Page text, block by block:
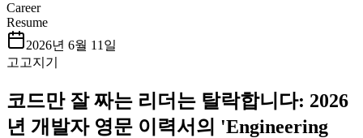
Career
Resume
2026년 6월 11일
고고지기
코드만 잘 짜는 리더는 탈락합니다: 2026
년 개발자 영문 이력서의 'Engineering